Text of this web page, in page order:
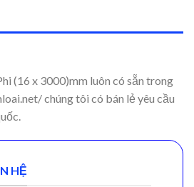
(16 x 3000)mm luôn có sẵn trong
chúng tôi có bán lẻ yêu cầu
HỆ